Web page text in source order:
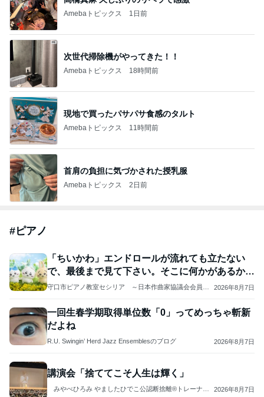
Amebaトピックス 1日前
次世代掃除機がやってきた！！
Amebaトピックス 18時間前
現地で買ったパサパサ食感のタルト
Amebaトピックス 11時間前
首肩の負担に気づかされた授乳服
Amebaトピックス 2日前
#ピアノ
「ちいかわ」エンドロールが流れても立たない
で、最後まで見て下さい。そこに何かがあるか
も…。
守口市ピアノ教室セシリア ～日本作曲家協議会会員
2026年8月7日
一回生春学期取得単位数「0」ってめっちゃ斬新
だよね
R.U. Swingin’ Herd Jazz Ensemblesのブログ 2026年8月7日
講演会「捨ててこそ人生は輝く」
みやべひろみ やましたひでこ公認断捨離®トレーナ
2026年8月7日